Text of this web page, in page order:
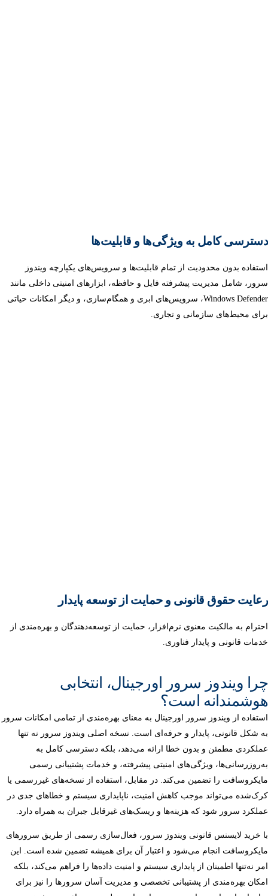
دسترسی کامل به ویژگی‌ها و قابلیت‌ها
استفاده بدون محدودیت از تمام قابلیت‌ها و سرویس‌های یکپارچه ویندوز
سرور، شامل مدیریت پیشرفته فایل و حافظه، ابزارهای امنیتی داخلی مانند
Windows Defender، سرویس‌های ابری و همگام‌سازی، و دیگر امکانات حیاتی
برای محیط‌های سازمانی و تجاری.
رعایت حقوق قانونی و حمایت از توسعه پایدار
احترام به مالکیت معنوی نرم‌افزار، حمایت از توسعه‌دهندگان و بهره‌مندی از
خدمات قانونی و پایدار فناوری.
چرا ویندوز سرور اورجینال، انتخابی
هوشمندانه است؟
استفاده از ویندوز سرور اورجینال به معنای بهره‌مندی از تمامی امکانات سرور
به شکل قانونی، پایدار و حرفه‌ای است. نسخه اصلی ویندوز سرور نه تنها
عملکردی مطمئن و بدون خطا ارائه می‌دهد، بلکه دسترسی کامل به
به‌روزرسانی‌ها، ویژگی‌های امنیتی پیشرفته، و خدمات پشتیبانی رسمی
مایکروسافت را تضمین می‌کند. در مقابل، استفاده از نسخه‌های غیررسمی یا
کرک‌شده می‌تواند موجب کاهش امنیت، ناپایداری سیستم و خطاهای جدی در
عملکرد سرور شود که هزینه‌ها و ریسک‌های غیرقابل جبران به همراه دارد.
با خرید لایسنس قانونی ویندوز سرور، فعال‌سازی رسمی از طریق سرورهای
مایکروسافت انجام می‌شود و اعتبار آن برای همیشه تضمین شده است. این
امر نه‌تنها اطمینان از پایداری سیستم و امنیت داده‌ها را فراهم می‌کند، بلکه
امکان بهره‌مندی از پشتیبانی تخصصی و مدیریت آسان سرورها را نیز برای